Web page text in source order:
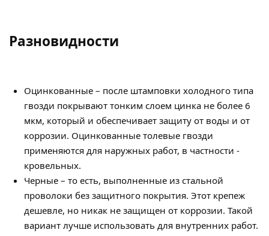
Разновидности
Оцинкованные – после штамповки холодного типа
гвозди покрывают тонким слоем цинка не более 6
мкм, который и обеспечивает защиту от воды и от
коррозии. Оцинкованные толевые гвозди
применяются для наружных работ, в частности -
кровельных.
Черные – то есть, выполненные из стальной
проволоки без защитного покрытия. Этот крепеж
дешевле, но никак не защищен от коррозии. Такой
вариант лучше использовать для внутренних работ.